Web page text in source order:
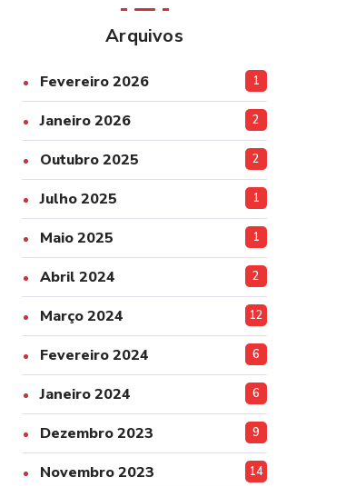
Arquivos
Fevereiro 2026 1
Janeiro 2026 2
Outubro 2025 2
Julho 2025 1
Maio 2025 1
Abril 2024 2
Março 2024 12
Fevereiro 2024 6
Janeiro 2024 6
Dezembro 2023 9
Novembro 2023 14